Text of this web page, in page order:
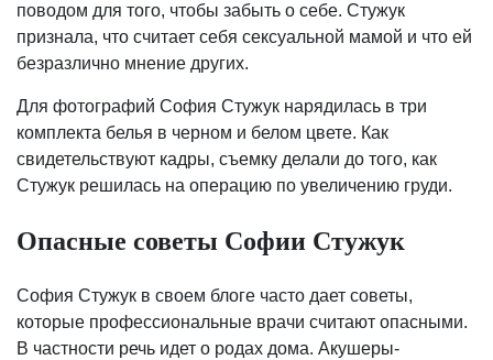
поводом для того, чтобы забыть о себе. Стужук
признала, что считает себя сексуальной мамой и что ей
безразлично мнение других.
Для фотографий София Стужук нарядилась в три
комплекта белья в черном и белом цвете. Как
свидетельствуют кадры, съемку делали до того, как
Стужук решилась на операцию по увеличению груди.
Опасные советы Софии Стужук
София Стужук в своем блоге часто дает советы,
которые профессиональные врачи считают опасными.
В частности речь идет о родах дома. Акушеры-